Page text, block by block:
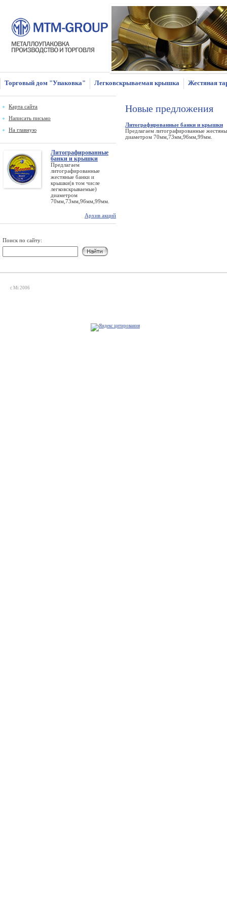
Торговый дом "Упаковка" Легковскрываемая крышка Жестяная
Карта сайта
Написать письмо
На главную
Литографированные
банки и крышки
Предлагаем
литографированные
жестяные банки и
крышки(в том числе
легковскрываемые)
диаметром
70мм,73мм,96мм,99мм.
Архив акций
Поиск по сайту:
Новые предложения
Литографированные банки и крышки
Предлагаем литографированные
диаметром 70мм,73мм,96мм,99мм.
c Mi 2006